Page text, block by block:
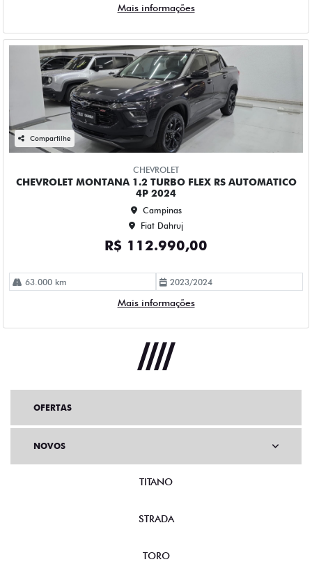
CHEVROLET MONTANA 1.2 TURBO FLEX RS AUTOMATICO
Campinas
Fiat Dahruj
R$ 112.990,00
63.000 km 2023/2024
Mais informações
OFERTAS
NOVOS
TITANO
STRADA
TORO